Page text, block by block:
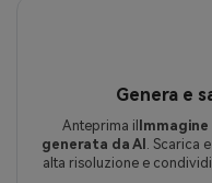
Genera e
Anteprima il
generata da AI
. Scarica
alta risoluzione e